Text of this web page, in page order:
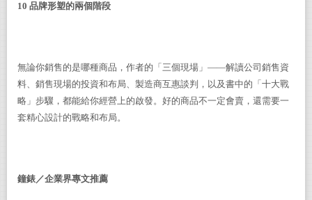
10 品牌形塑的兩個階段
無論你銷售的是哪種商品，作者的「三個現場」——解讀公司銷售資
料、銷售現場的投資和布局、製造商互惠談判，以及書中的「十大戰
略」步驟，都能給你經營上的啟發。好的商品不一定會賣，還需要一
套精心設計的戰略和布局。
鐘錶／企業界專文推薦